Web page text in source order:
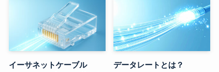
イーサネットケーブル
データレートとは？